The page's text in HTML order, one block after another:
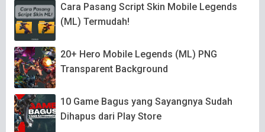
Cara Pasang Script Skin Mobile Legends
(ML) Termudah!
20+ Hero Mobile Legends (ML) PNG
Transparent Background
10 Game Bagus yang Sayangnya Sudah
Dihapus dari Play Store